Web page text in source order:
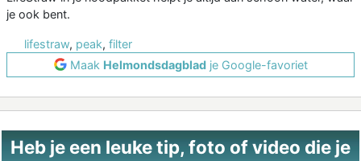
je ook bent.
lifestraw, peak, filter
Maak Helmondsdagbladje Google-favoriet
Heb je een leuke tip, foto of video die je